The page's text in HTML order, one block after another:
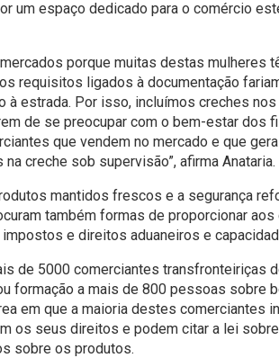
um espaço dedicado para o comércio
porque muitas destas mulheres
requisitos ligados à documentação
estrada. Por isso, incluímos creches
de se preocupar com o bem-estar dos
que vendem no mercado e que
creche sob supervisão”, afirma Anataria.
mantidos frescos e a segurança
também formas de proporcionar
e direitos aduaneiros e
de 5000 comerciantes transfronteiriças
formação a mais de 800 pessoas sobre
em que a maioria destes comerciantes
os seus direitos e podem citar a lei
sobre os produtos.